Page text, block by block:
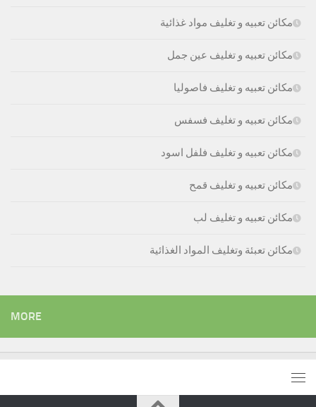
مكائن تعبيه و تغليف مواد غذائية
مكائن تعبيه و تغليف عين جمل
مكائن تعبيه و تغليف فاصوليا
مكائن تعبيه و تغليف فسفس
مكائن تعبيه و تغليف فلفل اسود
مكائن تعبيه و تغليف قمح
مكائن تعبيه و تغليف لب
مكائن تعبئة وتغليف المواد الغذائية
MORE